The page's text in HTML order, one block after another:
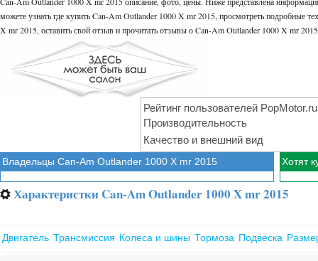
можете узнать где купить Can-Am Outlander 1000 X mr 2015, просмотреть подробные
X mr 2015, оставить свой отзыв и прочитать отзывы о Can-Am Outlander 1000 X mr
Рейтинг пользователей PopMotor.ru
Производительность
Качество и внешний вид
Владельцы Can-Am Outlander 1000 X mr 2015 Хотят
⚙ Характеристки Can-Am Outlander 1000 X mr 2015
Двигатель Трансмиссия Колеса и шины Тормоза Подвеска